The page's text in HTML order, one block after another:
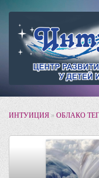
ИНТУИЦИЯ»ОБЛАКО